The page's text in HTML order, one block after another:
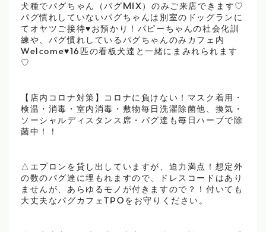
犬種でパグちゃん（パグMIX）のみご来店できます♡
パグ慣れしていないパグちゃんは別室のドッグランに
てオヤツご接待♥お預かり！パピーちゃんの社会化訓
練や、パグ慣れしているパグちゃんのみカフェ内
Welcome♥16匹の看板犬達と一緒にまみれられます
♡
【店内コロナ対策】コロナに負けない！マスク着用・
検温・消毒・室内消毒・敷物毎日洗濯除菌他、換気・
ソーシャルディスタンス席・パグ達も毎日ハーブで除
菌中！！
△エプロンを貸し出していますが、迫力満点！想定外
の数のパグ達に埋もれますので、ドレスコードはあり
ませんが、あらゆるモノが付きますので？！付いても
大丈夫なパグカフェTPOをお守りください。